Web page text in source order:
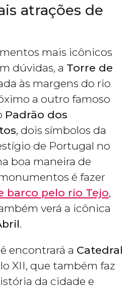
atrações de
mais icônicos
dúvidas, a Torre de
às margens do rio
a outro famoso
Padrão dos
, dois símbolos da
de Portugal no
boa maneira de
é fazer
barco pelo rio Tejo,
verá a icônica
.
encontrará a Catedral
XII, que também faz
da cidade e